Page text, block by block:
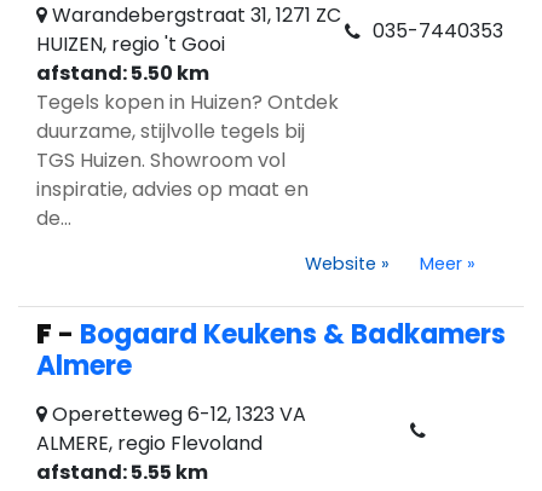
Warandebergstraat 31, 1271 ZC
HUIZEN, regio 't Gooi
afstand: 5.50 km
Tegels kopen in Huizen? Ontdek
duurzame, stijlvolle tegels bij
TGS Huizen. Showroom vol
inspiratie, advies op maat en
de...
035-7440353
Website » Meer »
F - Bogaard Keukens & Badkamers
Almere
Operetteweg 6-12, 1323 VA
ALMERE, regio Flevoland
afstand: 5.55 km